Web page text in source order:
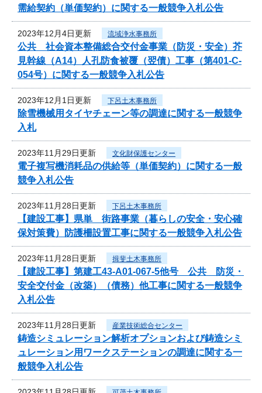
需給契約（単価契約）に関する一般競争入札公告
2023年12月4日更新 流域浄水事務所
公共 社会資本整備総合交付金事業（防災・安全）芥
見幹線（A14）人孔防食被覆（翌債）工事（第401-C-
054号）に関する一般競争入札公告
2023年12月1日更新 下呂土木事務所
除雪機械用タイヤチェーン等の調達に関する一般競争
入札
2023年11月29日更新 文化財保護センター
電子複写機消耗品の供給等（単価契約）に関する一般
競争入札公告
2023年11月28日更新 下呂土木事務所
【建設工事】県単 街路事業（暮らしの安全・安心確
保対策費）防護柵設置工事に関する一般競争入札公告
2023年11月28日更新 揖斐土木事務所
【建設工事】第建工43-A01-067-5他号 公共 防災・
安全交付金（改築）（債務）他工事に関する一般競争
入札公告
2023年11月28日更新 産業技術総合センター
鋳造シミュレーション解析オプションおよび鋳造シミ
ュレーション用ワークステーションの調達に関する一
般競争入札公告